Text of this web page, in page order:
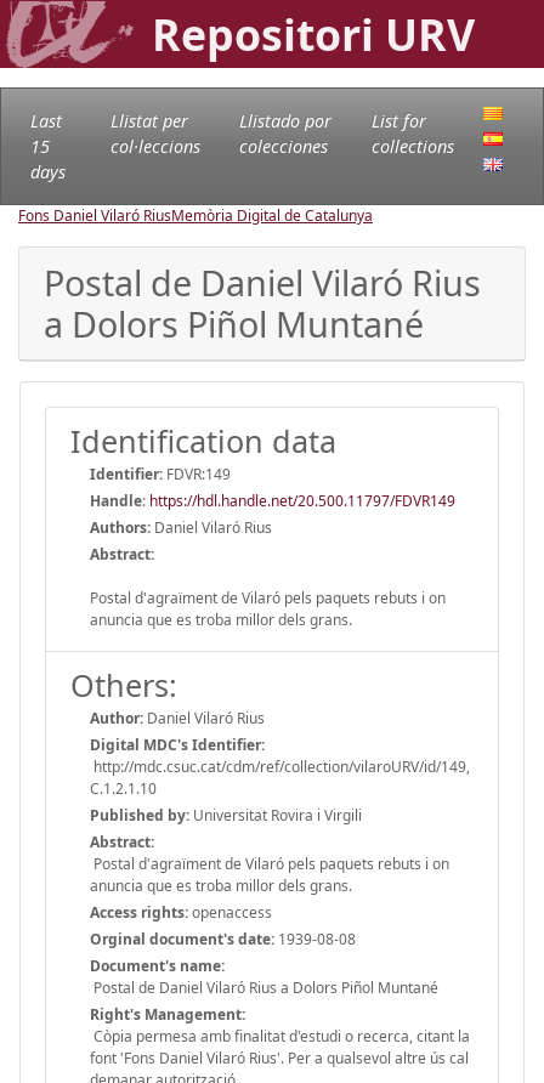
Repositori URV
Last
15
days
Llistat per
col·leccions
Llistado por
colecciones
List for
collections
Fons Daniel Vilaró RiusMemòria Digital de Catalunya
Postal de Daniel Vilaró Rius
a Dolors Piñol Muntané
Identification data
Identifier: FDVR:149
Handle: https://hdl.handle.net/20.500.11797/FDVR149
Authors: Daniel Vilaró Rius
Abstract:
Postal d'agraïment de Vilaró pels paquets rebuts i on
anuncia que es troba millor dels grans.
Others:
Author: Daniel Vilaró Rius
Digital MDC's Identifier:
http://mdc.csuc.cat/cdm/ref/collection/vilaroURV/id/149,
C.1.2.1.10
Published by: Universitat Rovira i Virgili
Abstract:
Postal d'agraïment de Vilaró pels paquets rebuts i on
anuncia que es troba millor dels grans.
Access rights:openaccess
Orginal document's date: 1939-08-08
Document's name:
Postal de Daniel Vilaró Rius a Dolors Piñol Muntané
Right's Management:
Còpia permesa amb finalitat d'estudi o recerca, citant la
font 'Fons Daniel Vilaró Rius'. Per a qualsevol altre ús cal